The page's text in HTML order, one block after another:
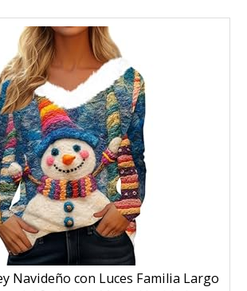
Navideño con Luces Familia Largo